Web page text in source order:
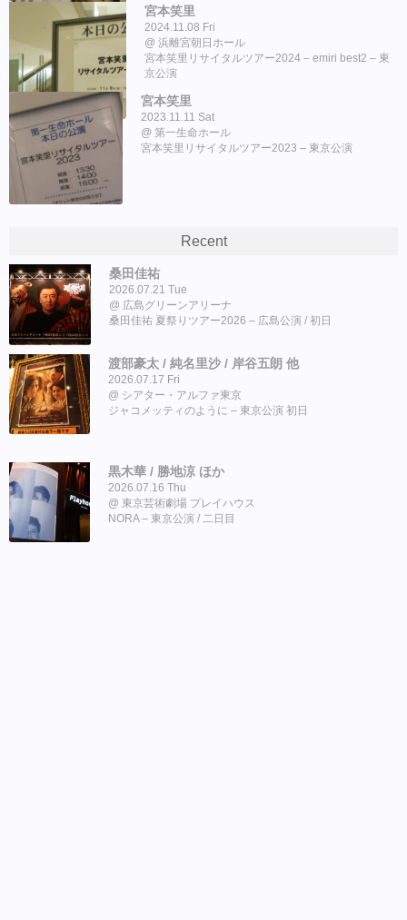
宮本笑里
2024.11.08 Fri
浜離宮朝日ホール
宮本笑里リサイタルツアー2024 – emiri best2 – 東
京公演
宮本笑里
2023.11.11 Sat
第一生命ホール
宮本笑里リサイタルツアー2023 – 東京公演
Recent
桑田佳祐
2026.07.21 Tue
広島グリーンアリーナ
桑田佳祐 夏祭りツアー2026 – 広島公演 / 初日
渡部豪太 / 純名里沙 / 岸谷五朗 他
2026.07.17 Fri
シアター・アルファ東京
ジャコメッティのように – 東京公演 初日
黒木華 / 勝地涼 ほか
2026.07.16 Thu
東京芸術劇場 プレイハウス
NORA – 東京公演 / 二日目